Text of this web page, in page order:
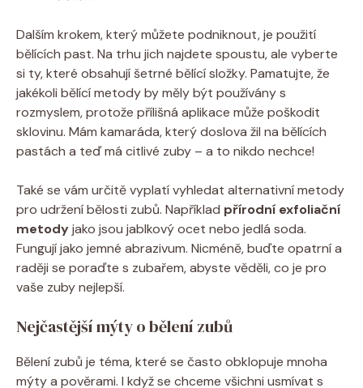
Dalším krokem, který můžete podniknout, je použití
bělících past. Na trhu jich najdete spoustu, ale vyberte
si ty, které obsahují šetrné bělící složky. Pamatujte, že
jakékoli bělící metody by měly být používány s
rozmyslem, protože přílišná aplikace může poškodit
sklovinu. Mám kamaráda, který doslova žil na bělících
pastách a teď má citlivé zuby – a to nikdo nechce!
Také se vám určitě vyplatí vyhledat alternativní metody
pro udržení bělosti zubů. Například přírodní exfoliační
metodyjako jsou jablkový ocet nebo jedlá soda.
Fungují jako jemné abrazivum. Nicméně, buďte opatrní a
raději se poraďte s zubařem, abyste věděli, co je pro
vaše zuby nejlepší.
Nejčastější mýty o bělení zubů
Bělení zubů je téma, které se často obklopuje mnoha
mýty a pověrami. I když se chceme všichni usmívat s